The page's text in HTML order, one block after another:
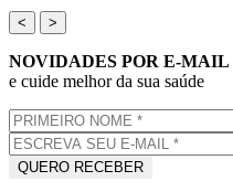
< >
NOVIDADES POR E-MAIL
e cuide melhor da sua saúde